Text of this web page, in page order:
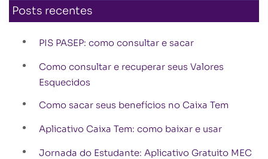
Posts recentes
PIS PASEP: como consultar e sacar
Como consultar e recuperar seus Valores
Esquecidos
Como sacar seus benefícios no Caixa Tem
Aplicativo Caixa Tem: como baixar e usar
Jornada do Estudante: Aplicativo Gratuito MEC